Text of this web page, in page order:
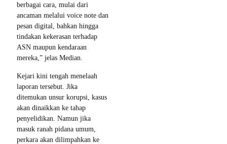
berbagai cara, mulai dari
ancaman melalui voice note dan
pesan digital, bahkan hingga
tindakan kekerasan terhadap
ASN maupun kendaraan
mereka,” jelas Median.
Kejari kini tengah menelaah
laporan tersebut. Jika
ditemukan unsur korupsi, kasus
akan dinaikkan ke tahap
penyelidikan. Namun jika
masuk ranah pidana umum,
perkara akan dilimpahkan ke